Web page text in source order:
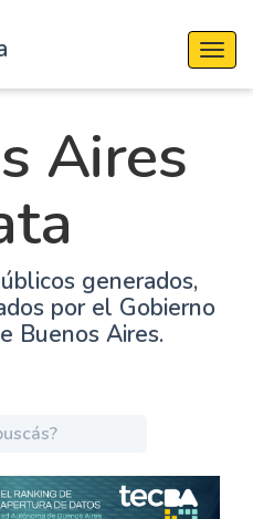
Aires
generados,
por el Gobierno
Buenos Aires.